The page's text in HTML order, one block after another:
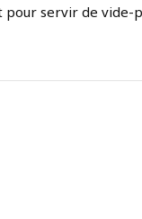
servir de